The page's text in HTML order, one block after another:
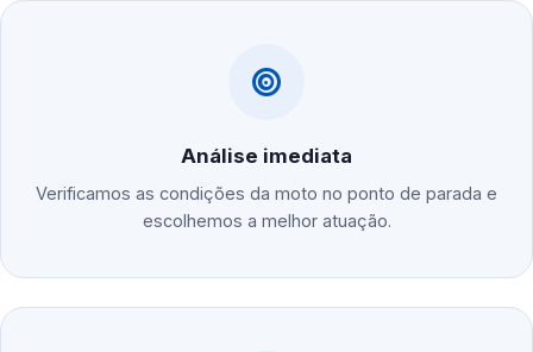
Análise imediata
Verificamos as condições da moto no ponto de parada e
escolhemos a melhor atuação.